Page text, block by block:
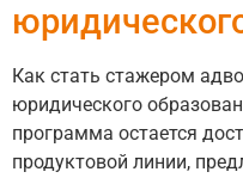
Как стать стажером
юридического
программа остается
продуктовой линии,